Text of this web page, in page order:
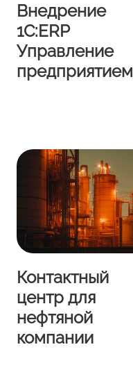
Внедрение
1С:ERP
Управление
предприятием
Контактный
центр для
нефтяной
компании